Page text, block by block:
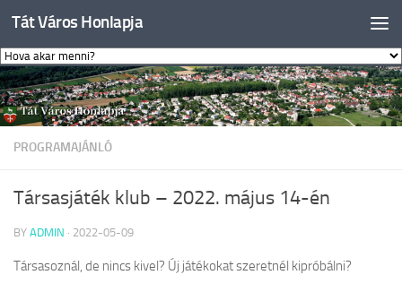
Skip to content
Tát Város Honlapja
PROGRAMAJÁNLÓ
Társasjáték klub – 2022. május 14-én
BY ADMIN · 2022-05-09
Társasoznál, de nincs kivel? Új játékokat szeretnél kipróbálni?